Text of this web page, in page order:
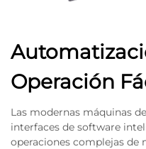
Operación
Las modernas máquinas
interfaces de software
operaciones complejas de